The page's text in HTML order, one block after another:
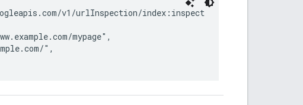
v1/urlInspection/index:inspect
mypage",
",